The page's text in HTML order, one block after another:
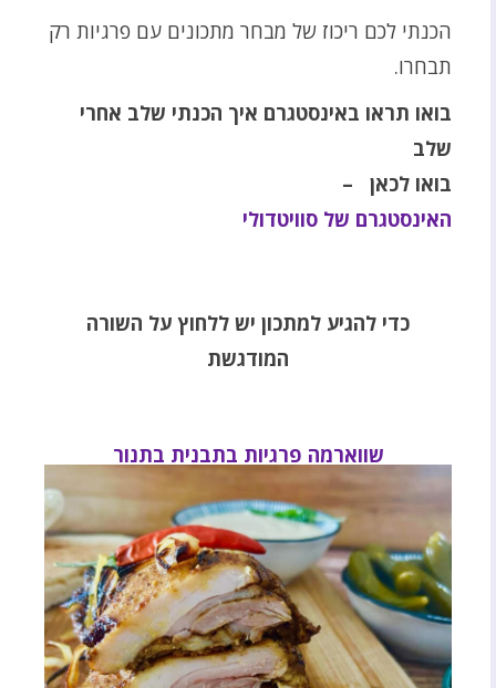
הכנתי לכם ריכוז של מבחר מתכונים עם פרגיות רק
תבחרו.
בואו תראו באינסטגרם איך הכנתי שלב אחרי
שלב
בואו לכאן –
האינסטגרם של סוויטדולי
כדי להגיע למתכון יש ללחוץ על השורה
המודגשת
שווארמה פרגיות בתבנית בתנור